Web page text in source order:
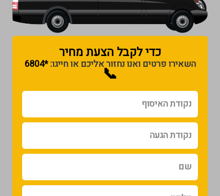
כדי לקבל הצעת מחיר​
השאירו פרטים ואנו נחזור אליכם או חייגו:*6804 📞
נקודת
האיסוף
נקודת
הגעה
שם
טלפון